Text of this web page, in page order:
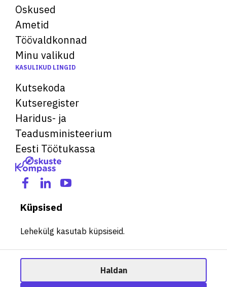
Oskused
Ametid
Töövaldkonnad
Minu valikud
KASULIKUD LINGID
Kutsekoda
Kutseregister
Haridus- ja
Teadusministeerium
Eesti Töötukassa
Küpsised
Lehekülg kasutab küpsiseid.
Haldan